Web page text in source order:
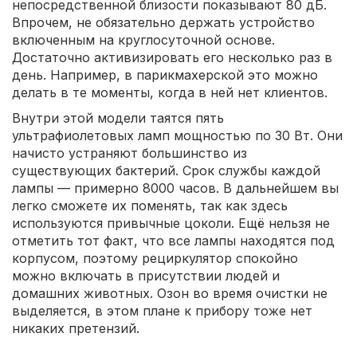
непосредственной близости показывают 80 дБ.
Впрочем, не обязательно держать устройство
включенным на круглосуточной основе.
Достаточно активизировать его несколько раз в
день. Например, в парикмахерской это можно
делать в те моменты, когда в ней нет клиентов.
Внутри этой модели таятся пять
ультрафиолетовых ламп мощностью по 30 Вт. Они
начисто устраняют большинство из
существующих бактерий. Срок службы каждой
лампы — примерно 8000 часов. В дальнейшем вы
легко сможете их поменять, так как здесь
используются привычные цоколи. Ещё нельзя не
отметить тот факт, что все лампы находятся под
корпусом, поэтому рециркулятор спокойно
можно включать в присутствии людей и
домашних животных. Озон во время очистки не
выделяется, в этом плане к прибору тоже нет
никаких претензий.